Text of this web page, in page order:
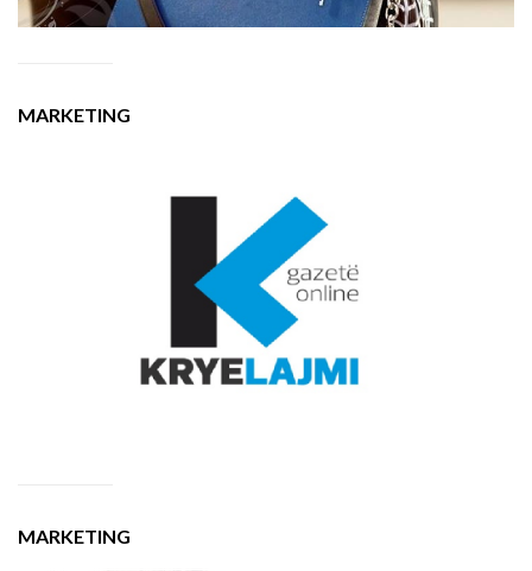
MARKETING
MARKETING